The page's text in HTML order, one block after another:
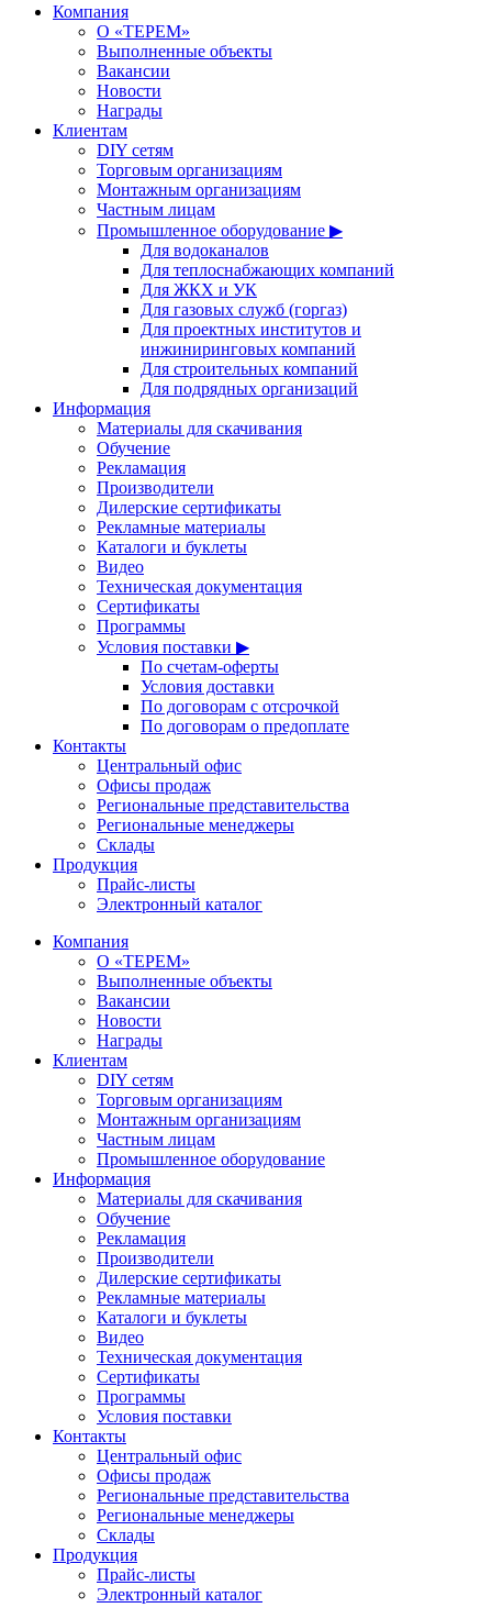
Компания
О «ТЕРЕМ»
Выполненные объекты
Вакансии
Новости
Награды
Клиентам
DIY сетям
Торговым организациям
Монтажным организациям
Частным лицам
Промышленное оборудование ▶
Для водоканалов
Для теплоснабжающих компаний
Для ЖКХ и УК
Для газовых служб (горгаз)
Для проектных институтов и
инжиниринговых компаний
Для строительных компаний
Для подрядных организаций
Информация
Материалы для скачивания
Обучение
Рекламация
Производители
Дилерские сертификаты
Рекламные материалы
Каталоги и буклеты
Видео
Техническая документация
Сертификаты
Программы
Условия поставки ▶
По счетам-оферты
Условия доставки
По договорам с отсрочкой
По договорам о предоплате
Контакты
Центральный офис
Офисы продаж
Региональные представительства
Региональные менеджеры
Склады
Продукция
Прайс-листы
Электронный каталог
Компания
О «ТЕРЕМ»
Выполненные объекты
Вакансии
Новости
Награды
Клиентам
DIY сетям
Торговым организациям
Монтажным организациям
Частным лицам
Промышленное оборудование
Информация
Материалы для скачивания
Обучение
Рекламация
Производители
Дилерские сертификаты
Рекламные материалы
Каталоги и буклеты
Видео
Техническая документация
Сертификаты
Программы
Условия поставки
Контакты
Центральный офис
Офисы продаж
Региональные представительства
Региональные менеджеры
Склады
Продукция
Прайс-листы
Электронный каталог